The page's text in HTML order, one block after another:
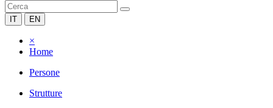
IT EN
×
Home
Persone
Strutture